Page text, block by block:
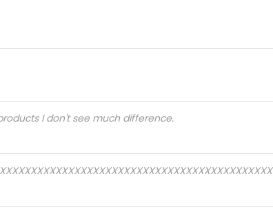
I don't see much difference.